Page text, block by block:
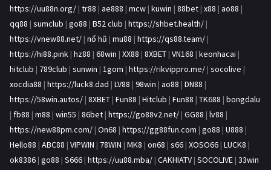
https://uu88n.org/ | tr88 | ae888 | mcw | kuwin | 88bet | x88 | ao88 |
qq88 | sumclub | go88 | B52 club | https://shbet.health/ |
https://vnew88.net/ | nổ hũ | mu88 | https://qs88.team/ |
https://hi88.pink | hz88 | 68win | XX88 | 8XBET | VN168 | keonhacai |
hitclub | 789club | sunwin | 1gom | https://rikvippro.me/ | socolive |
xocdia88 | https://luck8.dad | LV88 | 98win | ao88 | DN88 |
https://58win.autos/ | 8XBET | Fun88 | Hitclub | Fun88 | TK688 | bongdalu
| fb88 | m88 | win55 | 86bet | https://go88v2.net/ | GG88 | lv88 |
https://new88pm.com/ | On68 | https://gg88fun.com | go88 | U888 |
Hello88 | ABC88 | VIPWIN | 78WIN | MK8 | on68 | s66 | XOSO66 | LUCK8 |
ok8386 | go88 | S666 | https://uu88.mba/ | CAKHIATV | SOCOLIVE | 33win